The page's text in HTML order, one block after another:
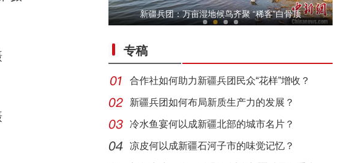
新疆阿拉尔市：良好生态吸引成群白天鹅栖息
新疆兵团：万亩湿地候鸟齐聚 “稀客”白骨顶
专稿
合作社如何助力新疆兵团民众“花样”增收？
新疆兵团如何布局新质生产力的发展？
冷水鱼宴何以成新疆北部的城市名片？
凉皮何以成新疆石河子市的味觉记忆？